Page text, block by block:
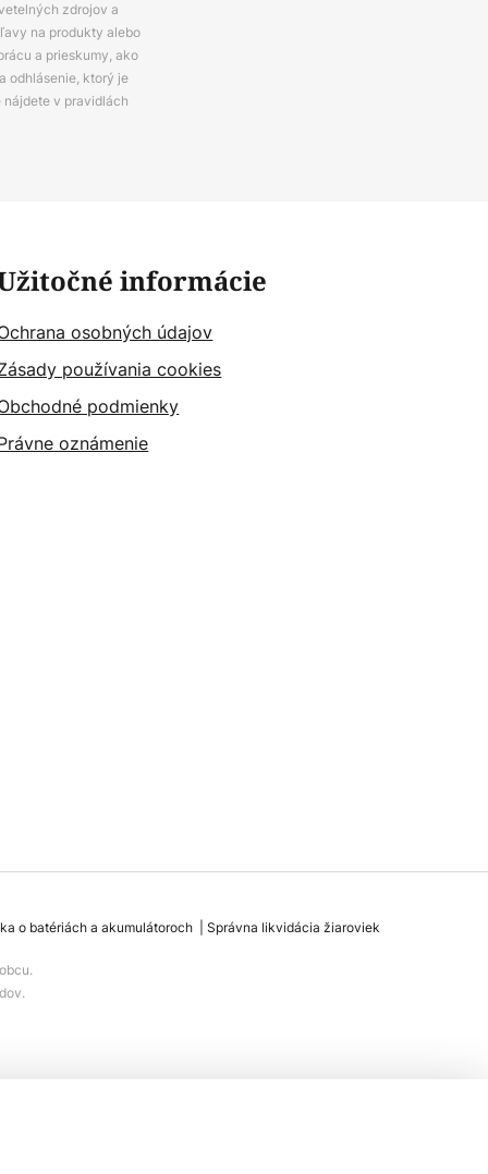
zdrojov a
na produkty alebo
a prieskumy, ako
odhlásenie, ktorý je
nájdete v pravidlách
informácie
osobných údajov
používania cookies
podmienky
oznámenie
o batériách a akumulátoroch Správna likvidácia žiaroviek